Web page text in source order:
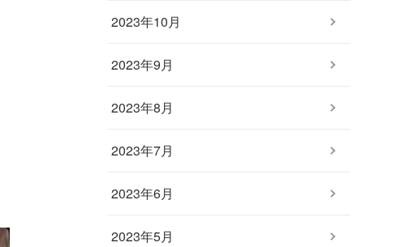
2023年10月
2023年9月
2023年8月
2023年7月
2023年6月
2023年5月